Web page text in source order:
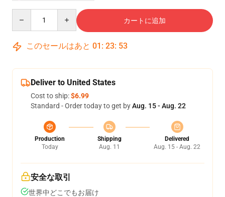
カートに追加
このセールはあと 01 : 23: 52
Deliver to United States
Cost to ship:$6.99
Standard - Order today to get byAug. 15 - Aug. 22
Production
Today
Shipping
Aug. 11
Delivered
Aug. 15 - Aug. 22
安全な取引
世界中どこでもお届け